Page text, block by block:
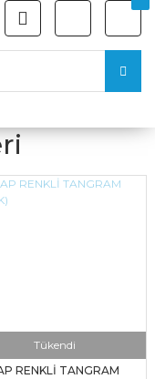
Tükendi
RENKLİ TANGRAM